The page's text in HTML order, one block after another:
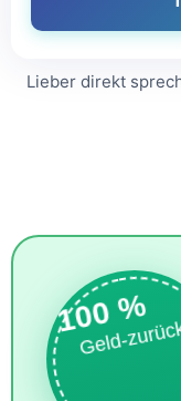
Lieber direkt
100 %
Geld-